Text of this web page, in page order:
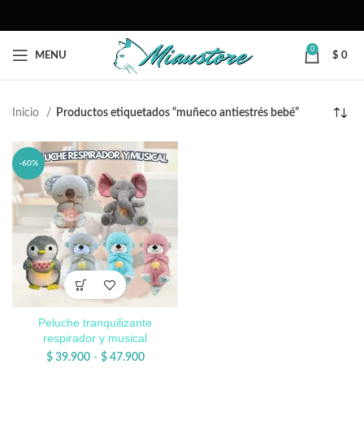
MENU
0
$ 0
Inicio Productos etiquetados “muñeco antiestrés bebé”
-60%
Peluche tranquilizante
respirador y musical
$39.900 - $47.900